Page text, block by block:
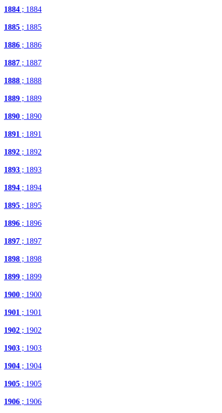
1884 ; 1884
1885 ; 1885
1886 ; 1886
1887 ; 1887
1888 ; 1888
1889 ; 1889
1890 ; 1890
1891 ; 1891
1892 ; 1892
1893 ; 1893
1894 ; 1894
1895 ; 1895
1896 ; 1896
1897 ; 1897
1898 ; 1898
1899 ; 1899
1900 ; 1900
1901 ; 1901
1902 ; 1902
1903 ; 1903
1904 ; 1904
1905 ; 1905
1906 ; 1906